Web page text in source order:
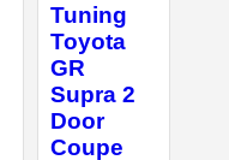
Tuning
Toyota
GR
Supra 2
Door
Coupe